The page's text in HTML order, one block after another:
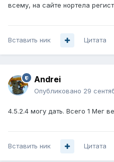
всему, на сайте нортела
Вставить ник Цитата
Andrei
Опубликовано 29
4.5.2.4 могу дать. Всего 1 Мег
Вставить ник Цитата